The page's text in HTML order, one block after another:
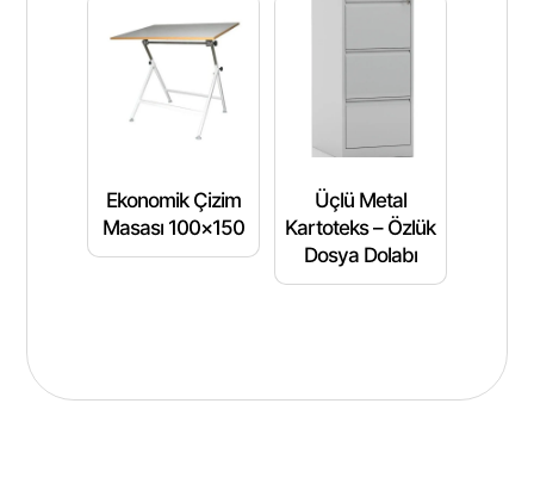
Ekonomik Çizim
Masası 100×150
Üçlü Metal
Kartoteks – Özlük
Dosya Dolabı